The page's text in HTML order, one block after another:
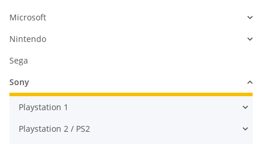
Microsoft
Nintendo
Sega
Sony
Playstation 1
Playstation 2 / PS2